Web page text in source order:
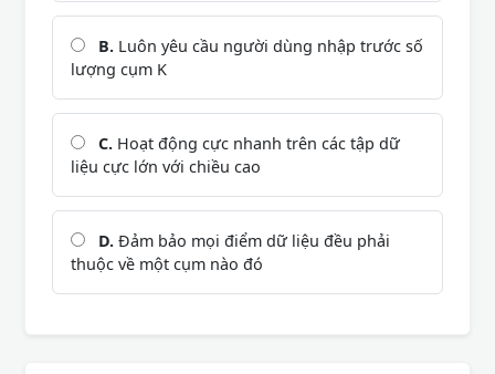
B. Luôn yêu cầu người dùng nhập trước số
lượng cụm K
C. Hoạt động cực nhanh trên các tập dữ
liệu cực lớn với chiều cao
D. Đảm bảo mọi điểm dữ liệu đều phải
thuộc về một cụm nào đó